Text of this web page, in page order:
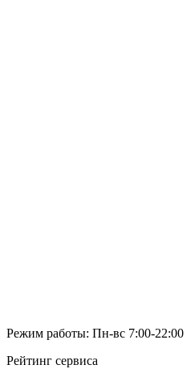
Режим работы: Пн-вс 7:00-22:00
Рейтинг сервиса